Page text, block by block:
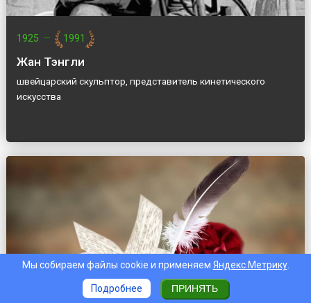
1925 — 1991
Жан Тэнгли
швейцарский скульптор, представитель кинетического
искусства
Мы собираем файлы cookie и применяем Яндекс.Метрику.
Подробнее ПРИНЯТЬ